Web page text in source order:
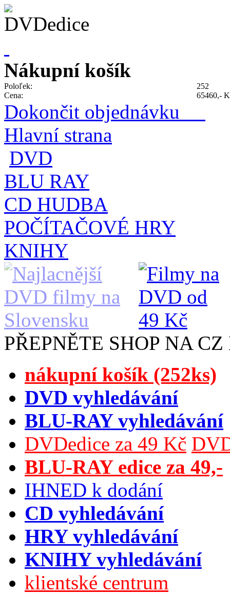
Nákupní košík
Poloľek:
252
Cena:
65460,-
Dokončit objednávku
Hlavní strana
DVD
BLU RAY
CD HUDBA
POČÍTAČOVÉ HRY
KNIHY
PŘEPNĚTE SHOP NA
nákupní košík (252ks)
DVD vyhledávání
BLU-RAY vyhledávání
DVDedice za 49 Kč
BLU-RAY edice za 49,-
IHNED k dodání
CD vyhledávání
HRY vyhledávání
KNIHY vyhledávání
klientské centrum